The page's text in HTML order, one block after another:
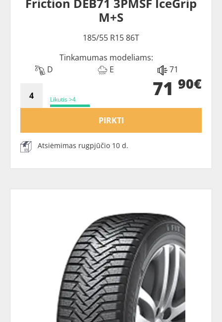
Friction DEB71 3PMSF IceGrip
M+S
185/55 R15 86T
Tinkamumas modeliams:
D
E 71
Likutis >4 71 90€
PIRKTI
Atsiėmimas rugpjūčio 10 d.